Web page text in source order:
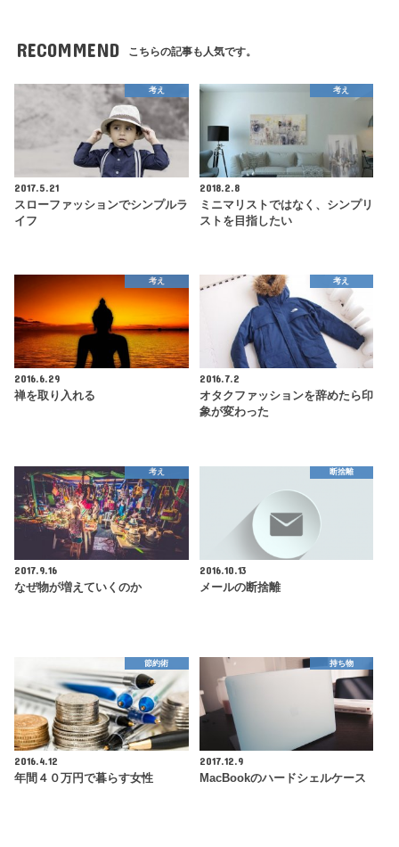
RECOMMEND こちらの記事も人気です。
考え
2017.5.21
スローファッションでシンプルラ
イフ
考え
2018.2.8
ミニマリストではなく、シンプリ
ストを目指したい
考え
2016.6.29
禅を取り入れる
考え
2016.7.2
オタクファッションを辞めたら印
象が変わった
考え
2017.9.16
なぜ物が増えていくのか
断捨離
2016.10.13
メールの断捨離
節約術
2016.4.12
年間４０万円で暮らす女性
持ち物
2017.12.9
MacBookのハードシェルケース